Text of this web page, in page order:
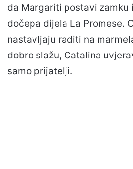
da Margariti postavi zamku
dočepa dijela La Promese.
nastavljaju raditi na
dobro slažu, Catalina
samo prijatelji.